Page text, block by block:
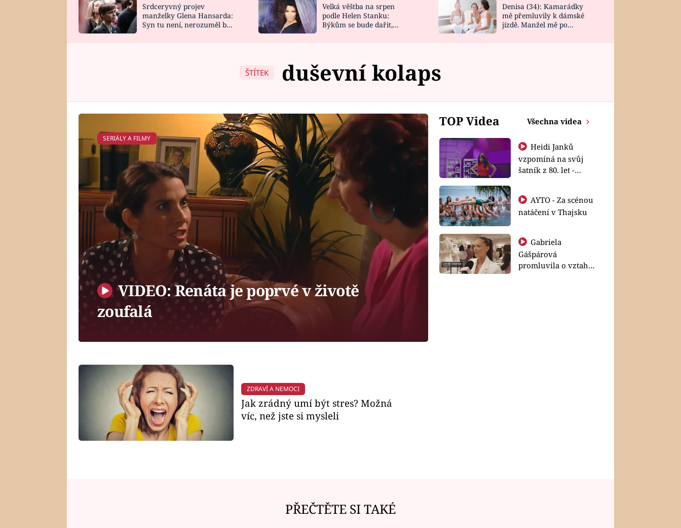
HOROSKOP NA
CELEBRITY
VAŘENÍ
NOVINKY
VIDEORECEPTY
DESIGN
Srdceryvný projev
manželky Glena Hansarda:
Syn tu není, nerozuměl by
Velká věštba na srpen
podle Helen Stanku:
Býkům se bude dařit,
Denisa (34): Kamarádky
mě přemluvily k dámské
jízdě. Manžel mě po
ŠTÍTEK duševní kolaps
TOP Videa Všechna videa
Heidi Janků
vzpomíná na svůj
šatník z 80. let -
natáčení v Thajsku
Gabriela
Gášpárová
promluvila o vztahu
SERIÁLY A FILMY
VIDEO: Renáta je poprvé v životě
zoufalá
ZDRAVÍ A NEMOCI
Jak zrádný umí být stres? Možná
víc, než jste si mysleli
PŘEČTĚTE SI TAKÉ